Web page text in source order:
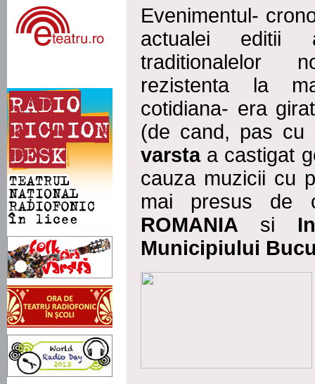
Evenimentul-
actualei
traditionalelor
rezistenta la
cotidiana- era
(de cand, pas
varstaa castigat
cauza muzicii cu
mai presus de
ROMANIA si
Municipiului